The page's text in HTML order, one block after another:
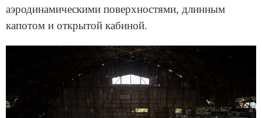
аэродинамическими поверхностями, длинным
капотом и открытой кабиной.